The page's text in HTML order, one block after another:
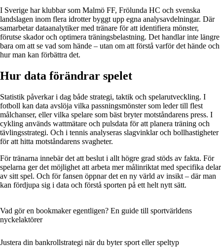
I Sverige har klubbar som Malmö FF, Frölunda HC och svenska
landslagen inom flera idrotter byggt upp egna analysavdelningar. Där
samarbetar dataanalytiker med tränare för att identifiera mönster,
förutse skador och optimera träningsbelastning. Det handlar inte längre
bara om att se vad som hände – utan om att förstå varför det hände och
hur man kan förbättra det.
Hur data förändrar spelet
Statistik påverkar i dag både strategi, taktik och spelarutveckling. I
fotboll kan data avslöja vilka passningsmönster som leder till flest
målchanser, eller vilka spelare som bäst bryter motståndarens press. I
cykling används wattmätare och pulsdata för att planera träning och
tävlingsstrategi. Och i tennis analyseras slagvinklar och bollhastigheter
för att hitta motståndarens svagheter.
För tränarna innebär det att beslut i allt högre grad stöds av fakta. För
spelarna ger det möjlighet att arbeta mer målinriktat med specifika delar
av sitt spel. Och för fansen öppnar det en ny värld av insikt – där man
kan fördjupa sig i data och förstå sporten på ett helt nytt sätt.
Vad gör en bookmaker egentligen? En guide till sportvärldens
nyckelaktörer
Justera din bankrollstrategi när du byter sport eller speltyp